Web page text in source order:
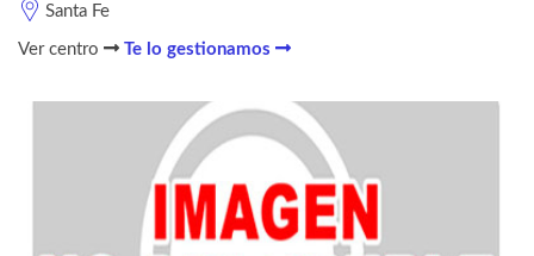
Santa Fe
Ver centro Te lo gestionamos